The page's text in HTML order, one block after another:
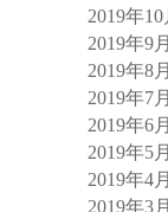
2019年10
2019年9月
2019年8月
2019年7月
2019年6月
2019年5月
2019年4月
2019年3月